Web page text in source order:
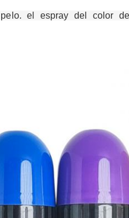
el espray del color